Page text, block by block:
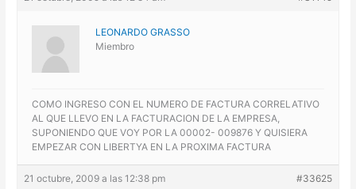
LEONARDO GRASSO
Miembro
COMO INGRESO CON EL NUMERO DE FACTURA CORRELATIVO
AL QUE LLEVO EN LA FACTURACION DE LA EMPRESA,
SUPONIENDO QUE VOY POR LA 00002- 009876 Y QUISIERA
EMPEZAR CON LIBERTYA EN LA PROXIMA FACTURA
21 octubre, 2009 a las 12:38 pm #33625